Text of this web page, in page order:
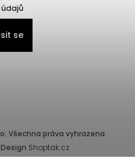
se
. Všechna práva vyhrazena.
Shoptak.cz